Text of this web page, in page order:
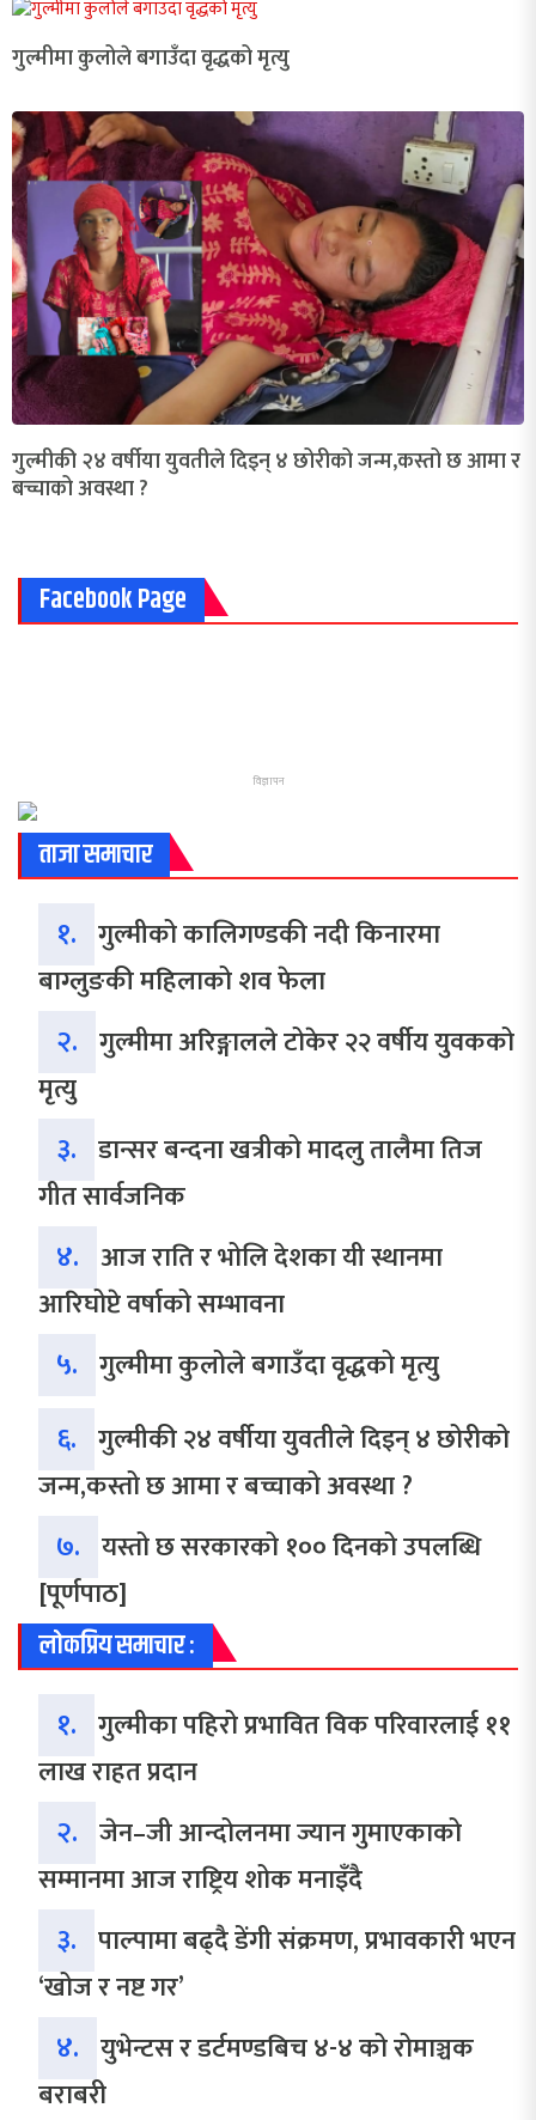
गुल्मीमा कुलोले बगाउँदा वृद्धको मृत्यु
गुल्मीकी २४ वर्षीया युवतीले दिइन् ४ छोरीको जन्म,कस्तो छ आमा र
बच्चाको अवस्था ?
Facebook Page
विज्ञापन
ताजा समाचार
१. गुल्मीको कालिगण्डकी नदी किनारमा
बाग्लुङकी महिलाको शव फेला
२. गुल्मीमा अरिङ्गालले टोकेर २२ वर्षीय युवकको
मृत्यु
३. डान्सर बन्दना खत्रीको मादलु तालैमा तिज
गीत सार्वजनिक
४. आज राति र भोलि देशका यी स्थानमा
आरिघोप्टे वर्षाको सम्भावना
५. गुल्मीमा कुलोले बगाउँदा वृद्धको मृत्यु
६. गुल्मीकी २४ वर्षीया युवतीले दिइन् ४ छोरीको
जन्म,कस्तो छ आमा र बच्चाको अवस्था ?
७. यस्तो छ सरकारको १०० दिनको उपलब्धि
[पूर्णपाठ]
लोकप्रिय समाचार :
१. गुल्मीका पहिरो प्रभावित विक परिवारलाई ११
लाख राहत प्रदान
२. जेन–जी आन्दोलनमा ज्यान गुमाएकाको
सम्मानमा आज राष्ट्रिय शोक मनाइँदै
३. पाल्पामा बढ्दै डेंगी संक्रमण, प्रभावकारी भएन
‘खोज र नष्ट गर’
४. युभेन्टस र डर्टमण्डबिच ४-४ को रोमाञ्चक
बराबरी